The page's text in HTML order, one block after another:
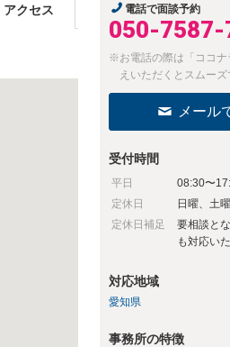
アクセス 電話で面談予約
050-7587-
※お電話の際は「ココナ
えいただくとスムーズ
メール
受付時間
平日
08:30〜
定休日
日曜、土
定休日補足
要相談と
も対応い
対応地域
愛知県
事務所の特徴